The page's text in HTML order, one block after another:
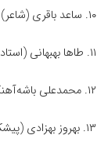
۱۰. ساعد باقری (شاعر)
۱۱. طاها بهبهانی (استاد هنرهای تجسمی)
۱۲. محمدعلی باشه‌آهنگر (کارگردان)
۱۳. بهروز بهزادی (پیشکسوت رسانه)